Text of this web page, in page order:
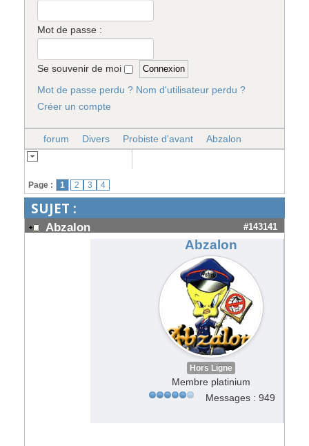
Mot de passe :
Se souvenir de moi
Mot de passe perdu ? Nom d'utilisateur perdu ?
Créer un compte
forum Divers Probiste d'avant Abzalon
Page : 1 2 3 4
SUJET :
Abzalon #143141
Abzalon
Hors Ligne
Membre platinium
Messages : 949